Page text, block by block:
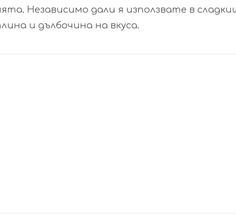
Независимо дали я използвате в
и дълбочина на вкуса.